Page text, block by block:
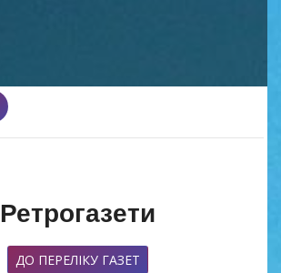
Ретрогазети
ДО ПЕРЕЛІКУ ГАЗЕТ